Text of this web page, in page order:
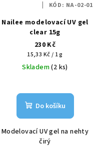
Nailee modelovací UV gel
clear 15g
230 Kč
Měrná
cena:
15,33 Kč / 1 g
Skladem(2 ks)
Do košíku
Modelovací UV gel na nehty
čirý
KÓD: NA-02-01